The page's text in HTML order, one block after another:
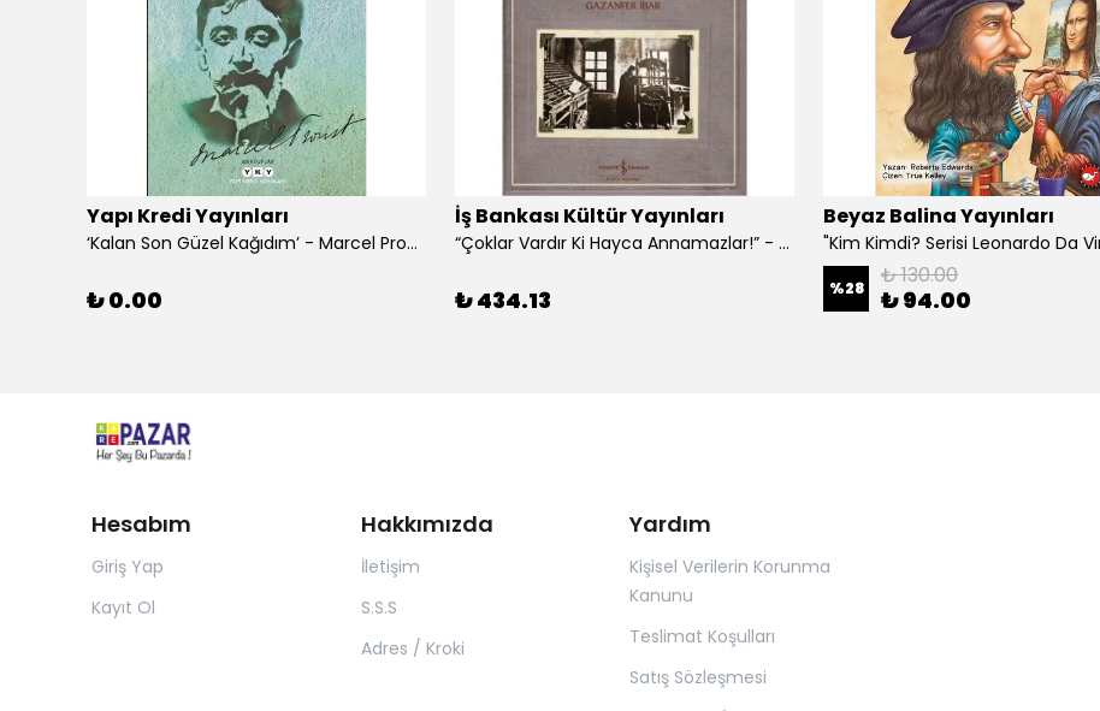
Yapı Kredi Yayınları
‘Kalan Son Güzel Kağıdım’ - Marcel Proust
₺ 0.00
İş Bankası Kültür Yayınları
“Çoklar Vardır Ki Hayca Annamazlar!” - Gazanfer İbar
₺ 434.13
Beyaz Balina Yayınları
%28 ₺ 130.00
₺ 94.00
Hesabım
Giriş Yap
Kayıt Ol
Hakkımızda
İletişim
S.S.S
Adres / Kroki
Yardım
Kişisel Verilerin Korunma
Kanunu
Teslimat Koşulları
Satış Sözleşmesi